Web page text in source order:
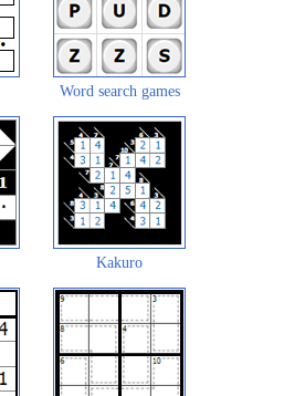
Word search games
Kakuro